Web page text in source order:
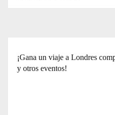
¡Gana un viaje a Londres
y otros eventos!